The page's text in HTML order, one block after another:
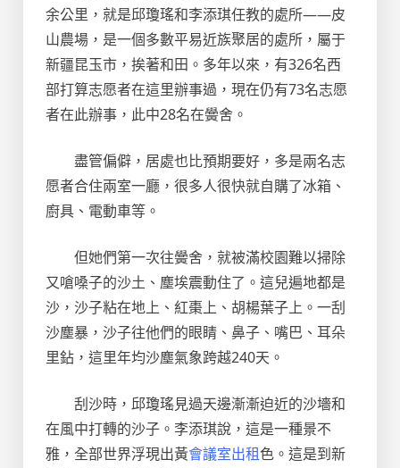
余公里，就是邱瓊瑤和李添琪任教的處所——皮
山農場，是一個多數平易近族聚居的處所，屬于
新疆昆玉市，挨著和田。多年以來，有326名西
部打算志愿者在這里辦事過，現在仍有73名志愿
者在此辦事，此中28名在黌舍。
盡管偏僻，居處也比預期要好，多是兩名志
愿者合住兩室一廳，很多人很快就自購了冰箱、
廚具、電動車等。
但她們第一次往黌舍，就被滿校園難以掃除
又嗆嗓子的沙土、塵埃震動住了。這兒遍地都是
沙，沙子粘在地上、紅棗上、胡楊葉子上。一刮
沙塵暴，沙子往他們的眼睛、鼻子、嘴巴、耳朵
里鉆，這里年均沙塵氣象跨越240天。
刮沙時，邱瓊瑤見過天邊漸漸迫近的沙墻和
在風中打轉的沙子。李添琪說，這是一種景不
雅，全部世界浮現出黃會議室出租色。這是到新